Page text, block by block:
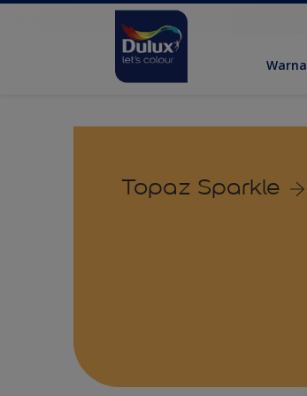
Warna
Topaz Sparkle